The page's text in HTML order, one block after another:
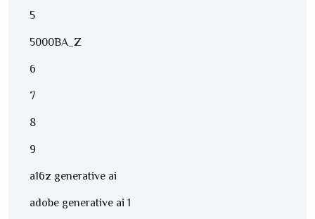
5
5000BA_Z
6
7
8
9
a16z generative ai
adobe generative ai 1